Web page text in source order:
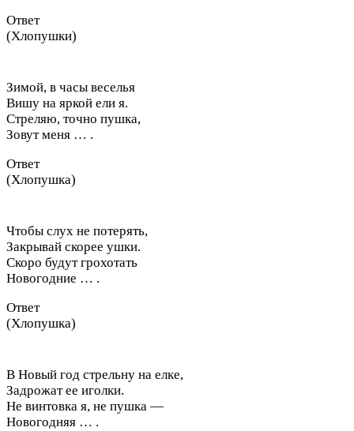
Ответ
(Хлопушки)
Зимой, в часы веселья
Вишу на яркой ели я.
Стреляю, точно пушка,
Зовут меня … .
Ответ
(Хлопушка)
Чтобы слух не потерять,
Закрывай скорее ушки.
Скоро будут грохотать
Новогодние … .
Ответ
(Хлопушка)
В Новый год стрельну на елке,
Задрожат ее иголки.
Не винтовка я, не пушка —
Новогодняя … .